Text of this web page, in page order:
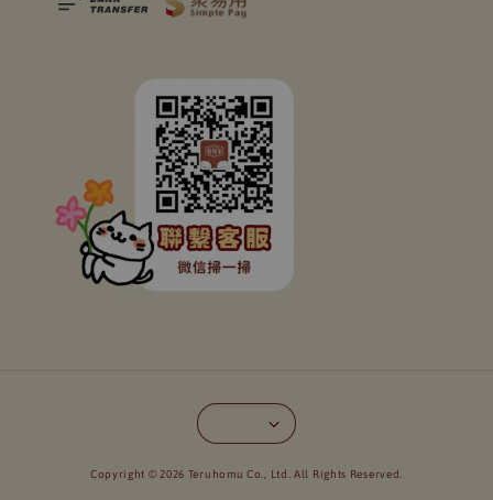
Copyright © 2026 Teruhomu Co., Ltd. All Rights Reserved.